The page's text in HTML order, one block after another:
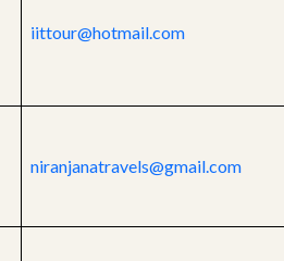
iittour@hotmail.com
niranjanatravels@gmail.com